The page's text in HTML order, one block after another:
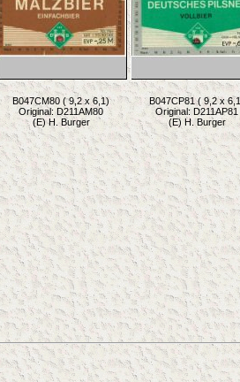
B047CM80 ( 9,2 x 6,1)
Original: D211AM80
(E) H. Burger
B047CP81 ( 9,2 x
Original: D211AP81
(E) H. Burger